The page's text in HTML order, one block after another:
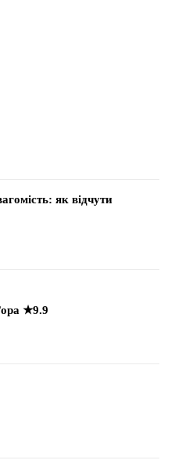
як відчути
★9.9